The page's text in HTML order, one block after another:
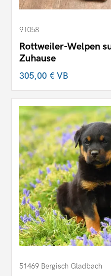
91058
Rottweiler-Welpen
Zuhause
305,00 €VB
51469 Bergisch Gladbach